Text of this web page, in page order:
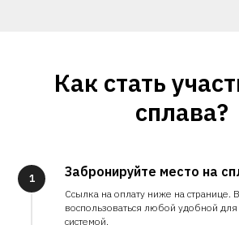
Как стать
сплава?
1 Забронируйте место на
Ссылка на оплату ниже на странице.
воспользоваться любой удобной
системой.